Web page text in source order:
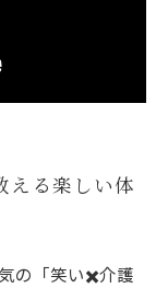
える楽しい体
の「笑い✖️介護